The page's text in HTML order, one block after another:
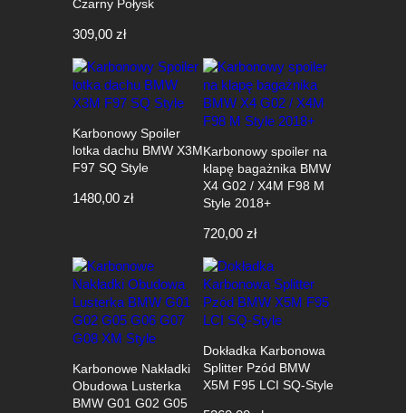
Czarny Połysk
309,00 zł
Karbonowy Spoiler
lotka dachu BMW X3M
F97 SQ Style
1480,00 zł
Karbonowy spoiler na
klapę bagażnika BMW
X4 G02 / X4M F98 M
Style 2018+
720,00 zł
Karbonowe Nakładki
Obudowa Lusterka
BMW G01 G02 G05
Dokładka Karbonowa
Splitter Pzód BMW
X5M F95 LCI SQ-Style